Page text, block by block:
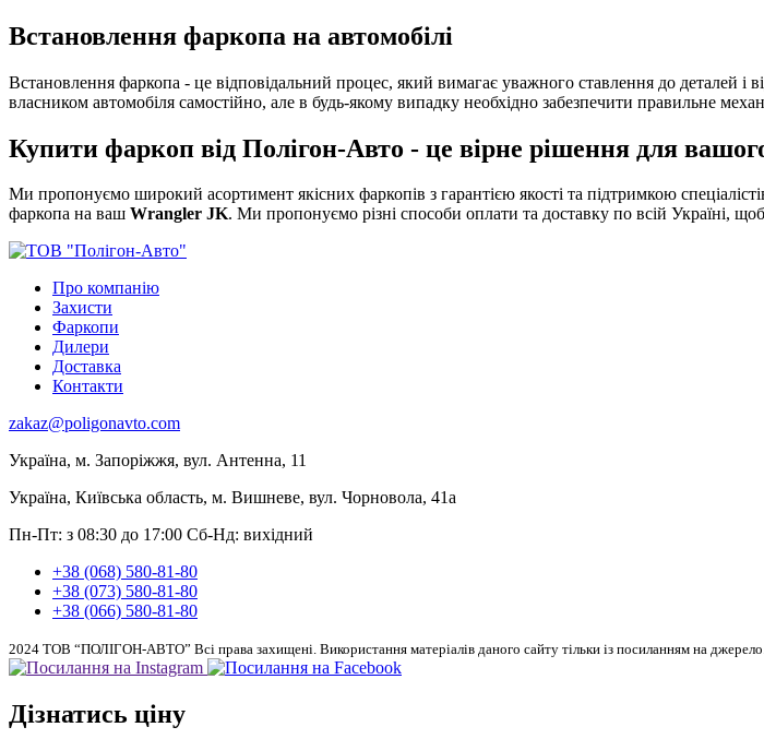
Встановлення фаркопа на автомобілі
Встановлення фаркопа - це відповідальний процес, який вимагає уважного ставлення до деталей і
власником автомобіля самостійно, але в будь-якому випадку необхідно забезпечити правильне
Купити фаркоп від Полігон-Авто - це вірне рішення для
Ми пропонуємо широкий асортимент якісних фаркопів з гарантією якості та підтримкою
фаркопа на ваш Wrangler JK. Ми пропонуємо різні способи оплати та доставку по всій Україні,
Про компанію
Захисти
Фаркопи
Дилери
Доставка
Контакти
zakaz@poligonavto.com
Україна, м. Запоріжжя, вул. Антенна, 11
Україна, Київська область, м. Вишневе, вул. Чорновола, 41а
Пн-Пт: з 08:30 до 17:00 Сб-Нд: вихідний
+38 (068) 580-81-80
+38 (073) 580-81-80
+38 (066) 580-81-80
2024 ТОВ “ПОЛІГОН-АВТО” Всі права захищені. Використання матеріалів даного сайту тільки із посиланням на
Дізнатись ціну